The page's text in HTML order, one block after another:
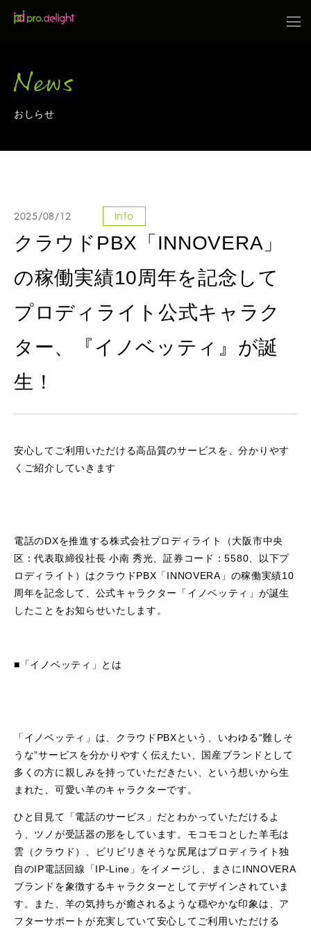
News
おしらせ
2025/08/12 Info
クラウドPBX「INNOVERA」
の稼働実績10周年を記念して
プロディライト公式キャラク
ター、『イノベッティ』が誕
生！
安心してご利用いただける高品質のサービスを、分かりやす
くご紹介していきます
電話のDXを推進する株式会社プロディライト（大阪市中央
区：代表取締役社長 小南 秀光、証券コード：5580、以下プ
ロディライト）はクラウドPBX「INNOVERA」の稼働実績10
周年を記念して、公式キャラクター「イノベッティ」が誕生
したことをお知らせいたします。
■「イノベッティ」とは
「イノベッティ」は、クラウドPBXという、いわゆる“難しそ
うな”サービスを分かりやすく伝えたい、国産ブランドとして
多くの方に親しみを持っていただきたい、という想いから生
まれた、可愛い羊のキャラクターです。
ひと目見て「電話のサービス」だとわかっていただけるよ
う、ツノが受話器の形をしています。モコモコとした羊毛は
雲（クラウド）、ビリビリきそうな尻尾はプロディライト独
自のIP電話回線「IP-Line」をイメージし、まさにINNOVERA
ブランドを象徴するキャラクターとしてデザインされていま
す。また、羊の気持ちが癒されるような穏やかな印象は、ア
フターサポートが充実していて安心してご利用いただける